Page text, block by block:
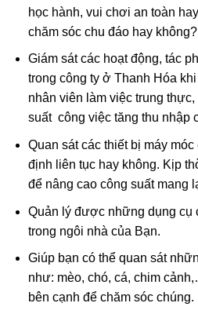
học hành, vui chơi an toàn
chăm sóc chu đáo hay không?
Giám sát các hoạt động, tác
trong công ty ở Thanh Hóa
nhân viên làm việc trung
suất công việc tăng thu nhập
Quan sát các thiết bị máy
định liên tục hay không. Kịp
để nâng cao công suất mang
Quản lý được những dụng cụ
trong ngôi nhà của Bạn.
Giúp bạn có thể quan sát
như: mèo, chó, cá, chim
bên cạnh để chăm sóc chúng.